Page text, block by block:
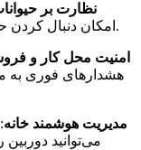
نظارت بر
امکان دنبال کردن حیوانات در محیط خانه را فراهم می‌کند.
امنیت محل کار و
هشدارهای فوری به
مدیریت هوشمند خانه
می‌توانید